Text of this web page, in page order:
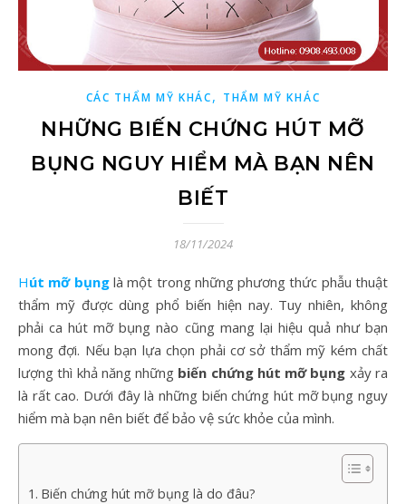
CÁC THẨM MỸ KHÁC, THẨM MỸ KHÁC
NHỮNG BIẾN CHỨNG HÚT MỠ
BỤNG NGUY HIỂM MÀ BẠN NÊN
BIẾT
18/11/2024
Hút mỡ bụnglà một trong những phương thức phẫu thuật
thẩm mỹ được dùng phổ biến hiện nay. Tuy nhiên, không
phải ca hút mỡ bụng nào cũng mang lại hiệu quả như bạn
mong đợi. Nếu bạn lựa chọn phải cơ sở thẩm mỹ kém chất
lượng thì khả năng những biến chứng hút mỡ bụng xảy ra
là rất cao. Dưới đây là những biến chứng hút mỡ bụng nguy
hiểm mà bạn nên biết để bảo vệ sức khỏe của mình.
Biến chứng hút mỡ bụng là do đâu?